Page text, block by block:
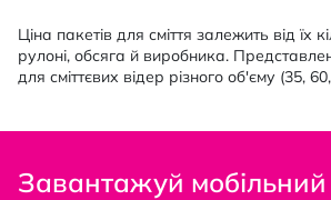
Ціна пакетів для сміття залежить від їх
рулоні, обсяга й виробника.
для сміттєвих відер різного об'єму (35, 60,
Завантажуй мобільний